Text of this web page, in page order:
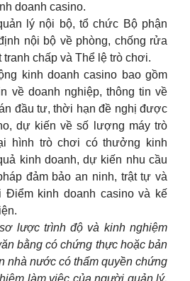
doanh casino.
lý nội bộ, tổ chức Bộ phận
nội bộ về phòng, chống rửa
chấp và Thể lệ trò chơi.
kinh doanh casino bao gồm
về doanh nghiệp, thông tin về
đầu tư, thời hạn đề nghị được
dự kiến về số lượng máy trò
hình trò chơi có thưởng kinh
kinh doanh, dự kiến nhu cầu
đảm bảo an ninh, trật tự và
kinh doanh casino và kế
lược trình độ và kinh nghiệm
bằng có chứng thực hoặc bản
nhà nước có thẩm quyền chứng